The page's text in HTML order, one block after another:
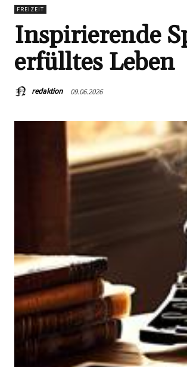
FREIZEIT
Inspirierende
erfülltes Leben
redaktion 09.06.2026